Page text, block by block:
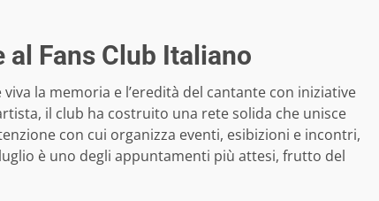
Fans Club Italiano
viva la memoria e l’eredità del cantante con iniziative
il club ha costruito una rete solida che unisce
con cui organizza eventi, esibizioni e incontri,
è uno degli appuntamenti più attesi, frutto del